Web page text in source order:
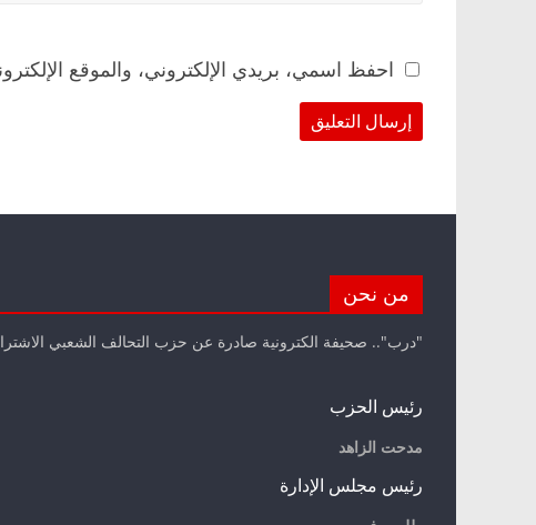
احفظ اسمي، بريدي الإلكتروني، والموقع
من نحن
"درب".. صحيفة الكترونية صادرة عن حزب التحالف الشعبي
رئيس الحزب
مدحت الزاهد
رئيس مجلس الإدارة